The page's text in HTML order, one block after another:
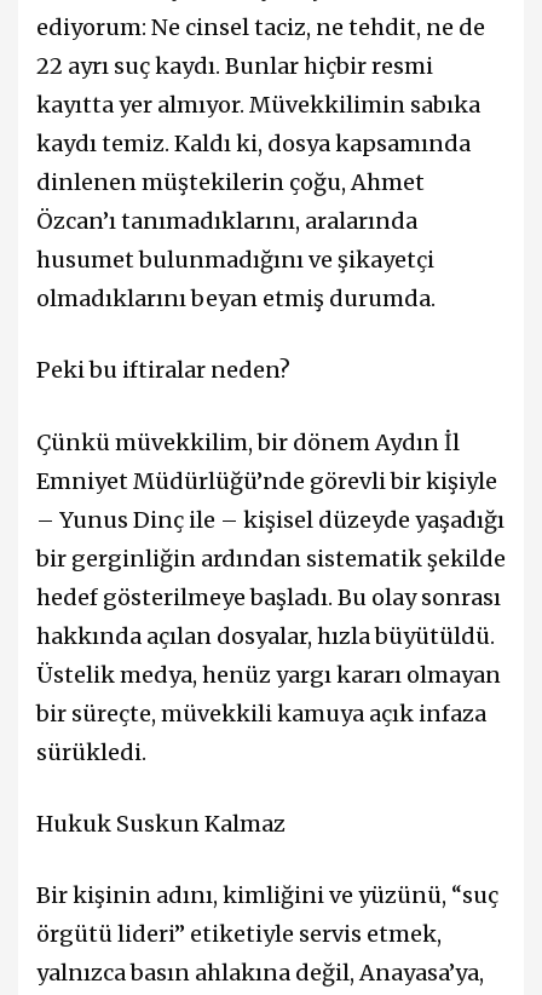
ediyorum: Ne cinsel taciz, ne tehdit, ne de
22 ayrı suç kaydı. Bunlar hiçbir resmi
kayıtta yer almıyor. Müvekkilimin sabıka
kaydı temiz. Kaldı ki, dosya kapsamında
dinlenen müştekilerin çoğu, Ahmet
Özcan’ı tanımadıklarını, aralarında
husumet bulunmadığını ve şikayetçi
olmadıklarını beyan etmiş durumda.
Peki bu iftiralar neden?
Çünkü müvekkilim, bir dönem Aydın İl
Emniyet Müdürlüğü’nde görevli bir kişiyle
– Yunus Dinç ile – kişisel düzeyde yaşadığı
bir gerginliğin ardından sistematik şekilde
hedef gösterilmeye başladı. Bu olay sonrası
hakkında açılan dosyalar, hızla büyütüldü.
Üstelik medya, henüz yargı kararı olmayan
bir süreçte, müvekkili kamuya açık infaza
sürükledi.
Hukuk Suskun Kalmaz
Bir kişinin adını, kimliğini ve yüzünü, “suç
örgütü lideri” etiketiyle servis etmek,
yalnızca basın ahlakına değil, Anayasa’ya,